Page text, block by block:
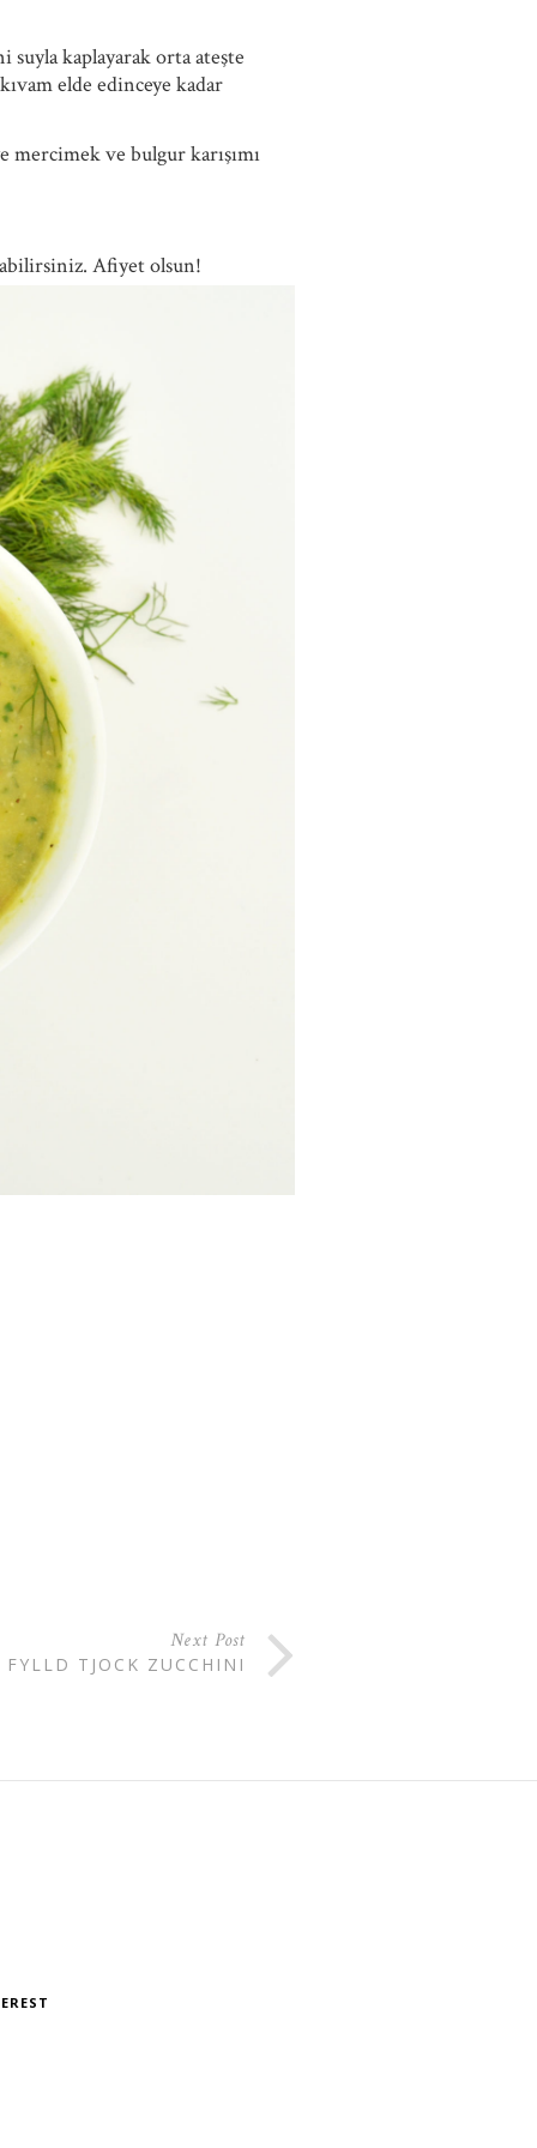
kaplayarak orta ateşte
elde edinceye kadar
mercimek ve bulgur karışımı
Afiyet olsun!
Next Post
TJOCK ZUCCHINI